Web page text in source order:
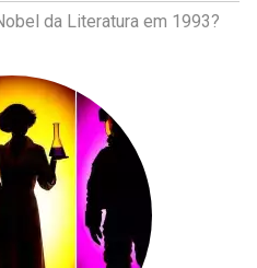
da Literatura em 1993?